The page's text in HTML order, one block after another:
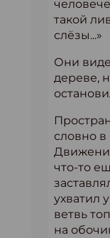
такой
слёзы...»
Они
дереве,
словно в
что-то
ухватил
ветвь
на